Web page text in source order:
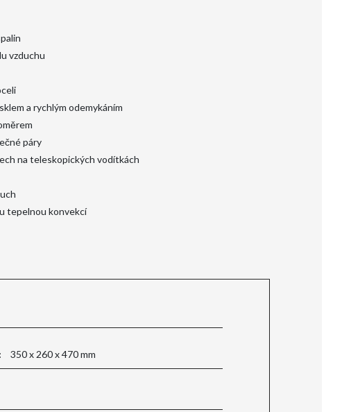
vzduchu
a rychlým odemykáním
páry
na teleskopických vodítkách
tepelnou konvekcí
350 x 260 x 470 mm